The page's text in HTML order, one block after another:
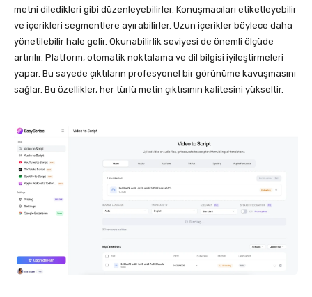
metni diledikleri gibi düzenleyebilirler. Konuşmacıları etiketleyebilir
ve içerikleri segmentlere ayırabilirler. Uzun içerikler böylece daha
yönetilebilir hale gelir. Okunabilirlik seviyesi de önemli ölçüde
artırılır. Platform, otomatik noktalama ve dil bilgisi iyileştirmeleri
yapar. Bu sayede çıktıların profesyonel bir görünüme kavuşmasını
sağlar. Bu özellikler, her türlü metin çıktısının kalitesini yükseltir.